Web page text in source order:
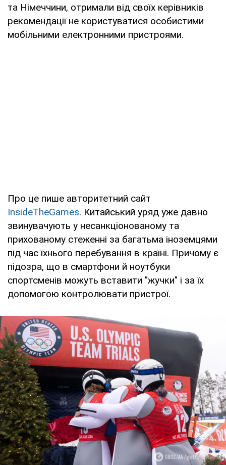
та Німеччини, отримали від своїх керівників
рекомендації не користуватися особистими
мобільними електронними пристроями.
Про це пише авторитетний сайт
InsideTheGames. Китайський уряд уже давно
звинувачують у несанкціонованому та
прихованому стеженні за багатьма іноземцями
під час їхнього перебування в країні. Причому є
підозра, що в смартфони й ноутбуки
спортсменів можуть вставити "жучки" і за їх
допомогою контролювати пристрої.